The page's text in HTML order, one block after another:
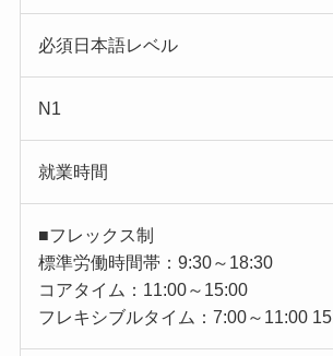
必須日本語レベル
N1
就業時間
■フレックス制
標準労働時間帯：9:30～18:30
コアタイム：11:00～15:00
フレキシブルタイム：7:00～11:00